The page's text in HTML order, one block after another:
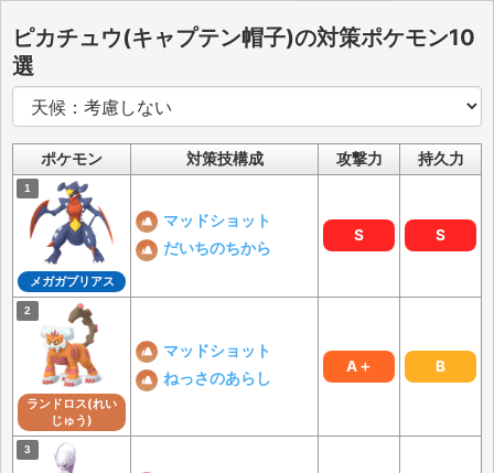
ピカチュウ(キャプテン帽子)の対策ポケモン10
選
ポケモン 対策技構成 攻撃力 持久力
メガガブリアス
マッドショット
だいちのちから
S S
ランドロス(れい
じゅう)
マッドショット
ねっさのあらし
A＋ B